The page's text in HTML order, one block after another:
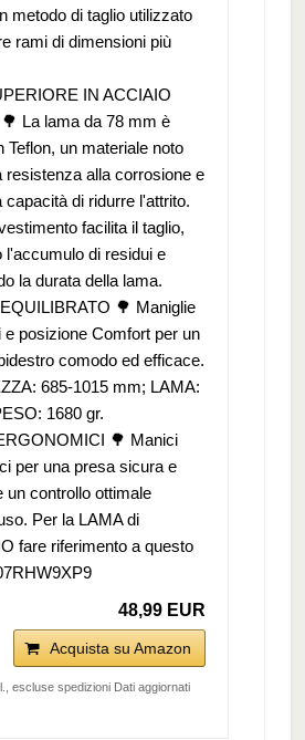
metodo di taglio utilizzato
rami di dimensioni più
IN ACCIAIO
La lama da 78 mm è
Teflon, un materiale noto
resistenza alla corrosione e
capacità di ridurre l'attrito.
facilita il taglio,
l'accumulo di residui e
la durata della lama.
🌳 Maniglie
e posizione Comfort per un
comodo ed efficace.
685-1015 mm; LAMA:
1680 gr.
🌳 Manici
per una presa sicura e
un controllo ottimale
Per la LAMA di
fare riferimento a questo
48,99 EUR
Acquista su Amazon
escluse spedizioni Dati aggiornati